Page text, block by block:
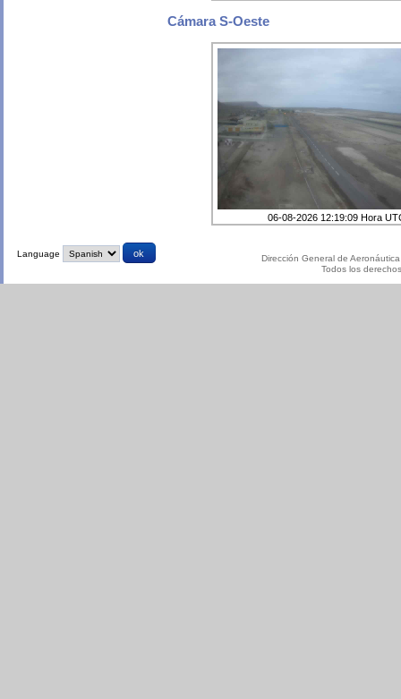
Cámara S-Oeste
06-08-2026 12:19:09 Hora
Language
Dirección General de
Todos los